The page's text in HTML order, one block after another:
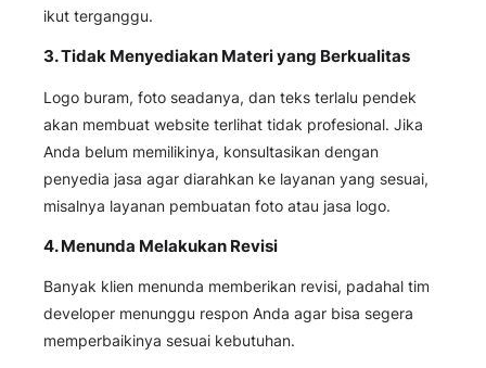
ikut terganggu.
3. Tidak Menyediakan Materi yang Berkualitas
Logo buram, foto seadanya, dan teks terlalu pendek
akan membuat website terlihat tidak profesional. Jika
Anda belum memilikinya, konsultasikan dengan
penyedia jasa agar diarahkan ke layanan yang sesuai,
misalnya layanan pembuatan foto atau jasa logo.
4. Menunda Melakukan Revisi
Banyak klien menunda memberikan revisi, padahal tim
developer menunggu respon Anda agar bisa segera
memperbaikinya sesuai kebutuhan.